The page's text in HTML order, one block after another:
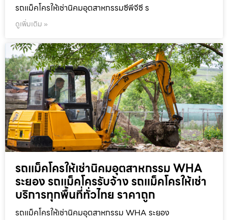
รถแม็คโครให้เช่านิคมอุตสาหกรรมซีพีจีซี ร
ดูเพิ่มเติม »
รถแม็คโครให้เช่านิคมอุตสาหกรรม WHA
ระยอง รถแม็คโครรับจ้าง รถแม็คโครให้เช่า
บริการทุกพื้นที่ทั่วไทย ราคาถูก
รถแม็คโครให้เช่านิคมอุตสาหกรรม WHA ระยอง